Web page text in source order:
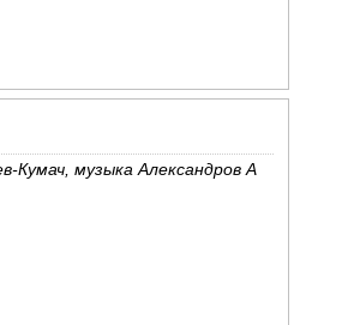
Кумач, музыка Александров А